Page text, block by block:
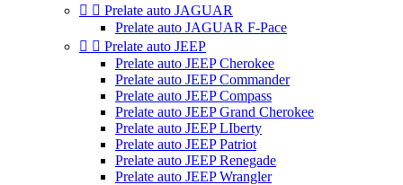
  Prelate auto JAGUAR
Prelate auto JAGUAR F-Pace
  Prelate auto JEEP
Prelate auto JEEP Cherokee
Prelate auto JEEP Commander
Prelate auto JEEP Compass
Prelate auto JEEP Grand Cherokee
Prelate auto JEEP LIberty
Prelate auto JEEP Patriot
Prelate auto JEEP Renegade
Prelate auto JEEP Wrangler